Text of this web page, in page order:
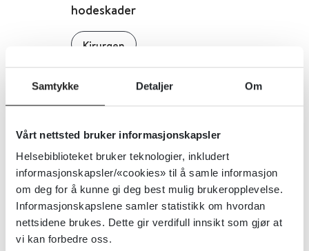
Samtykke Detaljer Om
Vårt nettsted bruker informasjonskapsler
Helsebiblioteket bruker teknologier, inkludert
informasjonskapsler/«cookies» til å samle informasjon
om deg for å kunne gi deg best mulig brukeropplevelse.
Informasjonskapslene samler statistikk om hvordan
nettsidene brukes. Dette gir verdifull innsikt som gjør at
vi kan forbedre oss.
hodeskader
Kirurgen
Detaljer
Hodepine - NevroNel
Norsk nevrologisk forening
Detaljer